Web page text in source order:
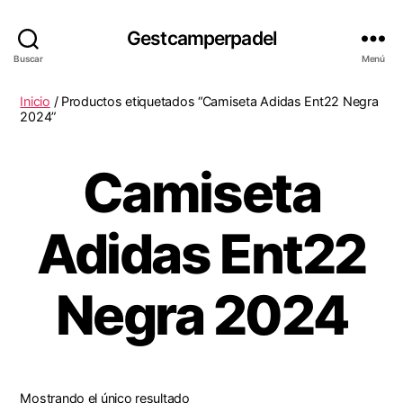
Buscar
Gestcamperpadel
Menú
Inicio / Productos etiquetados “Camiseta Adidas Ent22 Negra
2024”
Camiseta
Adidas Ent22
Negra 2024
Mostrando el único resultado